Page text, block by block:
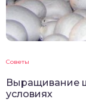
Советы
Выращивание
условиях